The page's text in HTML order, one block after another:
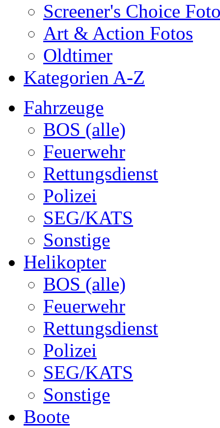
Screener's Choice
Art & Action Fotos
Oldtimer
Kategorien A-Z
Fahrzeuge
BOS (alle)
Feuerwehr
Rettungsdienst
Polizei
SEG/KATS
Sonstige
Helikopter
BOS (alle)
Feuerwehr
Rettungsdienst
Polizei
SEG/KATS
Sonstige
Boote